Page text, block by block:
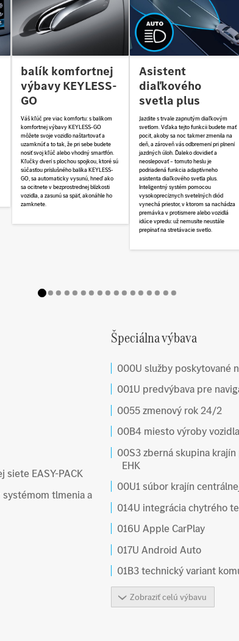
balík komfortnej
výbavy KEYLESS-
GO
Váš kľúč pre viac komfortu: s balíkom
komfortnej výbavy KEYLESS-GO
môžete svoje vozidlo naštartovať a
uzamknúť a to tak, že pri sebe budete
nosiť svoj kľúč alebo vhodný smartfón.
Kľučky dverí s plochou spojkou, ktoré sú
súčasťou príslušného balíka KEYLESS-
GO, sa automaticky vysunú, hneď ako
sa ocitnete v bezprostrednej blízkosti
vozidla, a zasunú sa späť, akonáhle ho
zamknete.
Asistent
diaľkového
svetla plus
Jazdite s trvale zapnutým diaľkovým
svetlom. Vďaka tejto funkcii budete mať
pocit, akoby sa noc takmer zmenila na
deň, a zároveň vás odbremení pri plnení
jazdných úloh. Ďaleko dovidieť a
neoslepovať – tomuto heslu je
podriadená funkcia adaptívneho
asistenta diaľkového svetla plus.
Inteligentný systém pomocou
vysokoprecíznych svetelných diód
vynechá priestor, v ktorom sa nachádza
premávka v protismere alebo vozidlá
idúce vpredu: už nemusíte neustále
prepínať na stretávacie svetlo.
EASY-PACK
systémom tlmenia a
Špeciálna výbava
000U služby poskytované
001U predvýbava pre
0055 zmenový rok 24/2
00B4 miesto výroby
00S3 zberná skupina
EHK
00U1 súbor krajín
014U integrácia chytrého
016U Apple CarPlay
017U Android Auto
01B3 technický variant
Zobraziť celú výbavu